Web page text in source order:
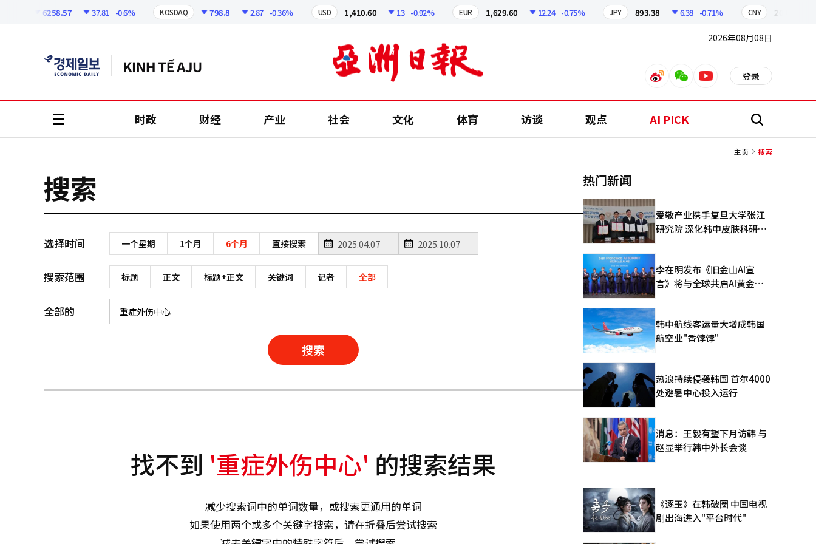
6258.57 37.81 -0.6% KOSDAQ 798.8 2.87 -0.36% USD 1,410.60 13 -0.92% EUR 1,629.60 12.24 -0.75% JPY 893.38 6.38 -0.71% CNY 209.17
2026年08月08日
weiboweixinyoutube 登录
时政 财经 产业 社会 文化 体育 访谈 观点 AI PICK 搜
主页 搜索
搜索
选择时间 一个星期 1个月 6个月 直接搜索
搜索范围 标题 正文 标题+正文 关键词 记者 全部
全部的
搜索
找不到 '重症外伤中心' 的搜索结果
减少搜索词中的单词数量，或搜索更通用的单词
如果使用两个或多个关键字搜索，请在折叠后尝试搜索
热门新闻
爱敬产业携手复旦大学张江
研究院 深化韩中皮肤科研合
李在明发布《旧金山AI宣
言》将与全球共启AI黄金时
韩中航线客运量大增成韩国
航空业"香饽饽"
热浪持续侵袭韩国 首尔4000
处避暑中心投入运行
消息：王毅有望下月访韩 与
赵显举行韩中外长会谈
《逐玉》在韩破圈 中国电视
剧出海进入"平台时代"